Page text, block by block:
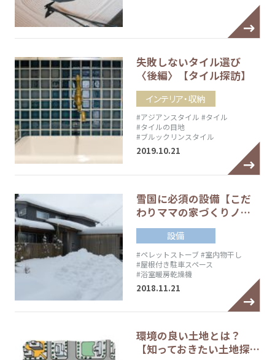
失敗しないタイル選び
〈後編〉【タイル探訪】
インテリア・収納
#アジアンスタイル #タイル
#タイルの目地
#ブルックリンスタイル
2019.10.21
雪国に必須の設備【こだ
わりママの家づくりノ…
設備
#ペレットストーブ#室内物干し
#屋根付き駐車スペース
#浴室暖房乾燥機
2018.11.21
環境の良い土地とは？
【知っておきたい土地探…